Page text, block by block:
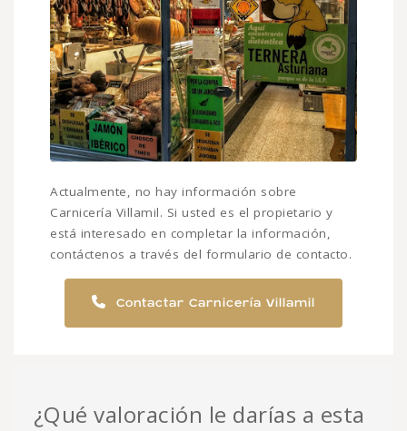
Actualmente, no hay información sobre
Carnicería Villamil. Si usted es el propietario y
está interesado en completar la información,
contáctenos a través del formulario de contacto.
Contactar Carnicería Villamil
¿Qué valoración le darías a esta